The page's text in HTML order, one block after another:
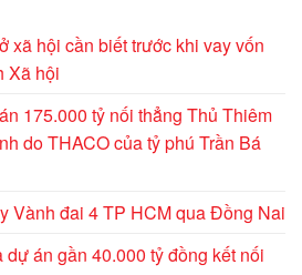
xã hội cần biết trước khi vay vốn
Xã hội
175.000 tỷ nối thẳng Thủ Thiêm
do THACO của tỷ phú Trần Bá
Vành đai 4 TP HCM qua Đồng Nai
án gần 40.000 tỷ đồng kết nối